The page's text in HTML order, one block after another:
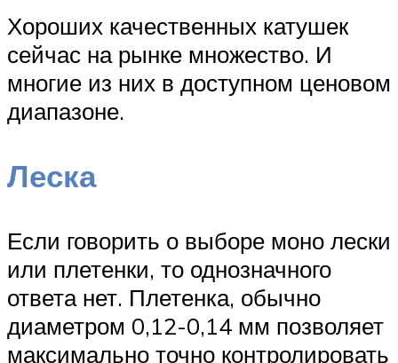
Хороших качественных катушек
сейчас на рынке множество. И
многие из них в доступном ценовом
диапазоне.
Леска
Если говорить о выборе моно лески
или плетенки, то однозначного
ответа нет. Плетенка, обычно
диаметром 0,12-0,14 мм позволяет
максимально точно контролировать